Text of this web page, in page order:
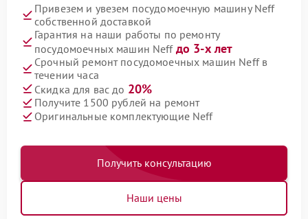
Привезем и увезем посудомоечную машину Neff
собственной доставкой
Гарантия на наши работы по ремонту
посудомоечных машин Neff до 3-х лет
Срочный ремонт посудомоечных машин Neff в
течении часа
Скидка для вас до 20%
Получите 1500 рублей на ремонт
Оригинальные комплектующие Neff
Получить консультацию
Наши цены